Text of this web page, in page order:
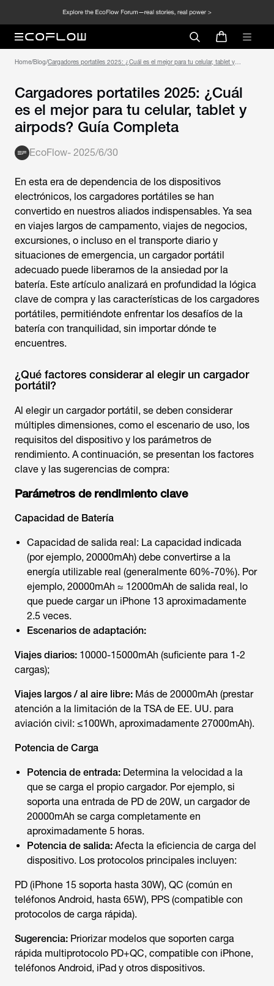
Home/Blog/Cargadores portatiles 2025: ¿Cuál es el mejor para tu celular, tablet y
Cargadores portatiles 2025: ¿Cuál
es el mejor para tu celular, tablet y
airpods? Guía Completa
EcoFlow- 2025/6/30
En esta era de dependencia de los dispositivos
electrónicos, los cargadores portátiles se han
convertido en nuestros aliados indispensables. Ya sea
en viajes largos de campamento, viajes de negocios,
excursiones, o incluso en el transporte diario y
situaciones de emergencia, un cargador portátil
adecuado puede liberarnos de la ansiedad por la
batería. Este artículo analizará en profundidad la lógica
clave de compra y las características de los cargadores
portátiles, permitiéndote enfrentar los desafíos de la
batería con tranquilidad, sin importar dónde te
encuentres.
¿Qué factores considerar al elegir un cargador
portátil?
Al elegir un cargador portátil, se deben considerar
múltiples dimensiones, como el escenario de uso, los
requisitos del dispositivo y los parámetros de
rendimiento. A continuación, se presentan los factores
clave y las sugerencias de compra:
Parámetros de rendimiento clave
Capacidad de Batería
Capacidad de salida real: La capacidad indicada
(por ejemplo, 20000mAh) debe convertirse a la
energía utilizable real (generalmente 60%-70%). Por
ejemplo, 20000mAh ≈ 12000mAh de salida real, lo
que puede cargar un iPhone 13 aproximadamente
2.5 veces.
Escenarios de adaptación:
Viajes diarios: 10000-15000mAh (suficiente para 1-2
cargas);
Viajes largos / al aire libre: Más de 20000mAh (prestar
atención a la limitación de la TSA de EE. UU. para
aviación civil: ≤100Wh, aproximadamente 27000mAh).
Potencia de Carga
Potencia de entrada: Determina la velocidad a la
que se carga el propio cargador. Por ejemplo, si
soporta una entrada de PD de 20W, un cargador de
20000mAh se carga completamente en
aproximadamente 5 horas.
Potencia de salida: Afecta la eficiencia de carga del
dispositivo. Los protocolos principales incluyen:
PD (iPhone 15 soporta hasta 30W), QC (común en
teléfonos Android, hasta 65W), PPS (compatible con
protocolos de carga rápida).
Sugerencia: Priorizar modelos que soporten carga
rápida multiprotocolo PD+QC, compatible con iPhone,
teléfonos Android, iPad y otros dispositivos.